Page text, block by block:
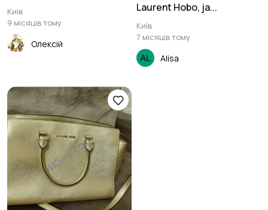
Київ
9 місяців тому
Олексій
Laurent Hobo, ja...
Київ
7 місяців тому
Alisa